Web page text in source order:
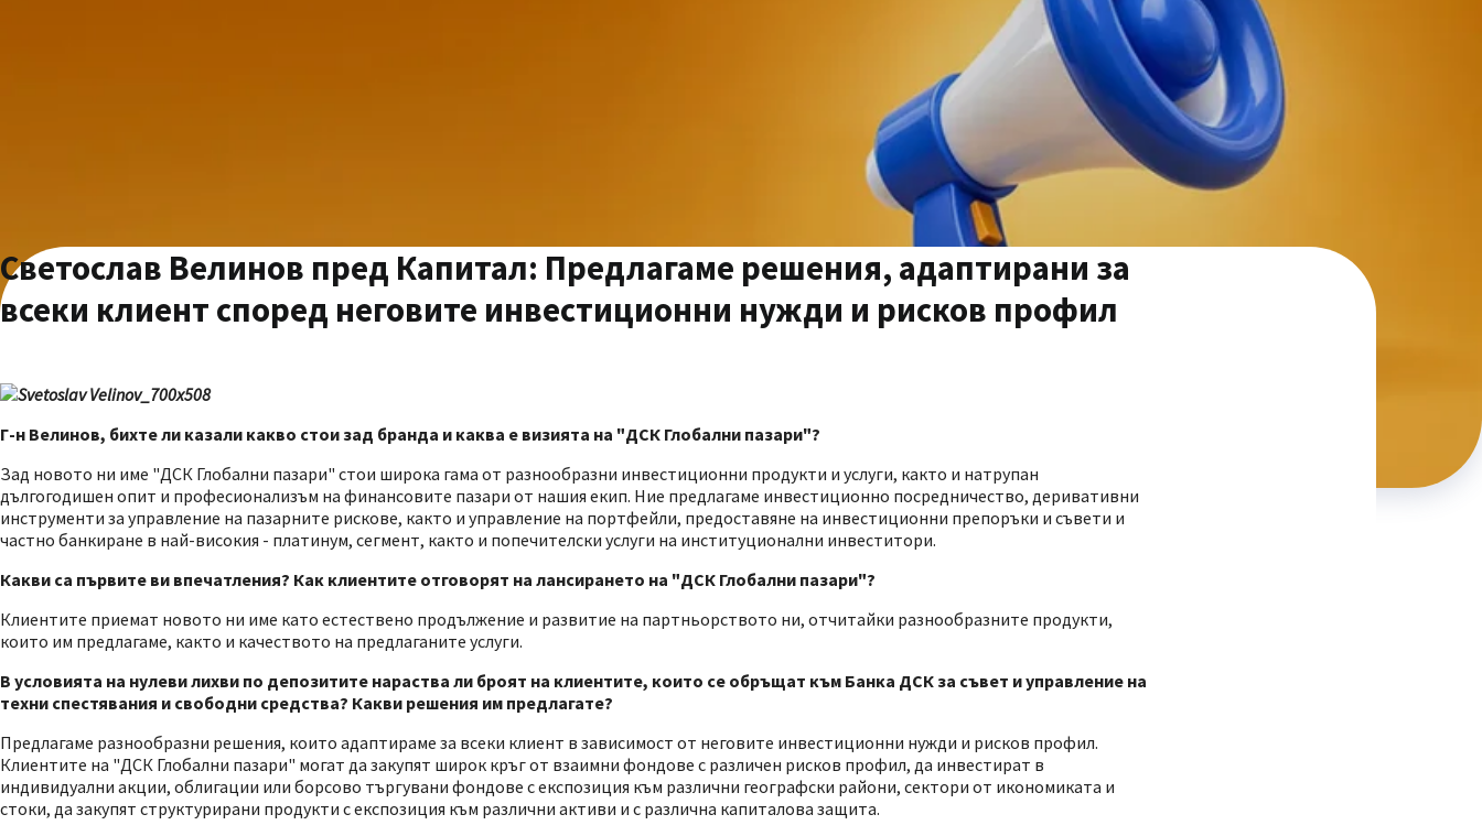
Светослав Велинов пред Капитал: Предлагаме решения, адаптирани за
всеки клиент според неговите инвестиционни нужди и рисков профил
Г-н Велинов, бихте ли казали какво стои зад бранда и каква е визията на "ДСК Глобални пазари"?
Зад новото ни име "ДСК Глобални пазари" стои широка гама от разнообразни инвестиционни продукти и услуги, както и натрупан
дългогодишен опит и професионализъм на финансовите пазари от нашия екип. Ние предлагаме инвестиционно посредничество, деривативни
инструменти за управление на пазарните рискове, както и управление на портфейли, предоставяне на инвестиционни препоръки и съвети и
частно банкиране в най-високия - платинум, сегмент, както и попечителски услуги на институционални инвеститори.
Какви са първите ви впечатления? Как клиентите отговорят на лансирането на "ДСК Глобални пазари"?
Клиентите приемат новото ни име като естествено продължение и развитие на партньорството ни, отчитайки разнообразните продукти,
които им предлагаме, както и качеството на предлаганите услуги.
В условията на нулеви лихви по депозитите нараства ли броят на клиентите, които се обръщат към Банка ДСК за съвет и управление на
техни спестявания и свободни средства? Какви решения им предлагате?
Предлагаме разнообразни решения, които адаптираме за всеки клиент в зависимост от неговите инвестиционни нужди и рисков профил.
Клиентите на "ДСК Глобални пазари" могат да закупят широк кръг от взаимни фондове с различен рисков профил, да инвестират в
индивидуални акции, облигации или борсово търгувани фондове с експозиция към различни географски райони, сектори от икономиката и
стоки, да закупят структурирани продукти с експозиция към различни активи и с различна капиталова защита.